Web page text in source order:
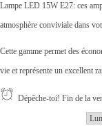
Lampe LED 15W E27: ces
atmosphère conviviale dans
Cette gamme permet des
vie et représente un excellent
Dépêche-toi! Fin de la